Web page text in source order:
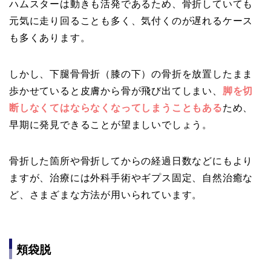
ハムスターは動きも活発であるため、骨折していても
元気に走り回ることも多く、気付くのが遅れるケース
も多くあります。
しかし、下腿骨骨折（膝の下）の骨折を放置したまま
歩かせていると皮膚から骨が飛び出てしまい、 脚を切
断しなくてはならなくなってしまうこともあるため、
早期に発見できることが望ましいでしょう。
骨折した箇所や骨折してからの経過日数などにもより
ますが、治療には外科手術やギプス固定、自然治癒な
ど、さまざまな方法が用いられています。
頬袋脱